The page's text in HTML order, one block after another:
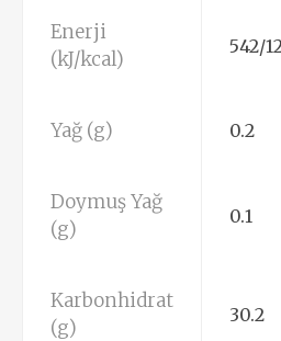
Enerji
(kJ/kcal)
542/
Yağ (g) 0.2
Doymuş Yağ
(g)
0.1
Karbonhidrat
(g)
30.2